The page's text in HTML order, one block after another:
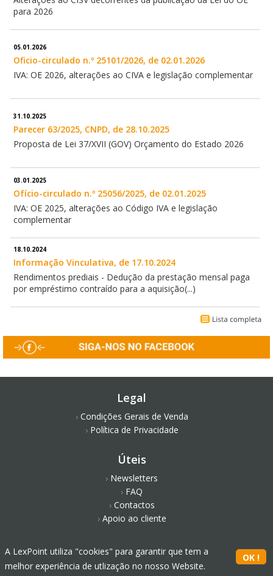
para 2026
05.01.2026
Oficio-circulado n.º 25101/2026, de 02.01.2026
IVA: OE 2026, alterações ao CIVA e legislação complementar
31.10.2025
Parecer 63/2025, CNPD, de 28.10.2025
Proposta de Lei 37/XVII (GOV) Orçamento do Estado 2026
03.01.2025
Ofício-circulado n.º 25056/2025, de 02.01.2025
IVA: OE 2025, alterações ao Código IVA e legislação
complementar
18.10.2024
Informação Vinculativa, de 17.10.2024
Rendimentos prediais - Dedução da prestação mensal paga
por empréstimo contraído para a aquisição(...)
Legal
Condições Gerais de Venda
Política de Privacidade
Úteis
Newsletters
FAQ
Contactos
Apoio ao cliente
Redes Sociais
A LexPoint utiliza "cookies" para garantir que tem a
melhor experiência de utlização no nosso Website.